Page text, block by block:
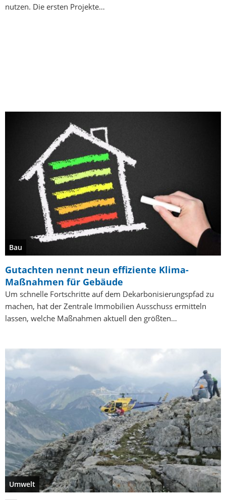
nutzen. Die ersten Projekte…
Bau
Gutachten nennt neun effiziente Klima-
Maßnahmen für Gebäude
Um schnelle Fortschritte auf dem Dekarbonisierungspfad zu
machen, hat der Zentrale Immobilien Ausschuss ermitteln
lassen, welche Maßnahmen aktuell den größten…
Umwelt